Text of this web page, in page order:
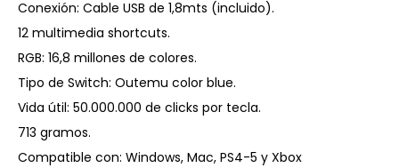
Conexión: Cable USB de 1,8mts (incluido).
12 multimedia shortcuts.
RGB: 16,8 millones de colores.
Tipo de Switch: Outemu color blue.
Vida útil: 50.000.000 de clicks por tecla.
713 gramos.
Compatible con: Windows, Mac, PS4-5 y Xbox